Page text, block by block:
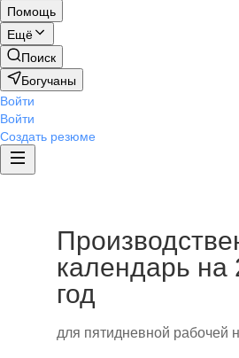
Помощь
Ещё
Поиск
Богучаны
Войти
Войти
Создать резюме
календарь на
год
для пятидневной рабочей